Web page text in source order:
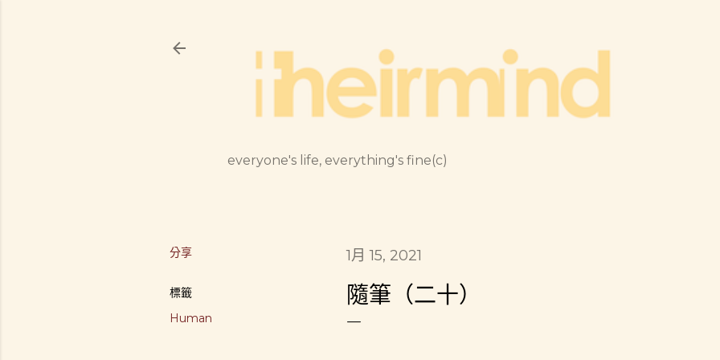
everyone's life, everything's fine(c)
分享
標籤
Human
1月 15, 2021
隨筆（二十）